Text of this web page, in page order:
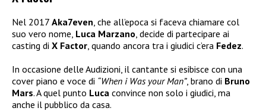
Nel 2017 Aka7even , che all’epoca si faceva chiamare col
suo vero nome, Luca Marzano , decide di partecipare ai
casting di X Factor , quando ancora tra i giudici c’era Fedez.
In occasione delle Audizioni, il cantante si esibisce con una
cover piano e voce di “When i Was your Man”, brano di Bruno
Mars. A quel punto Luca convince non solo i giudici, ma
anche il pubblico da casa.